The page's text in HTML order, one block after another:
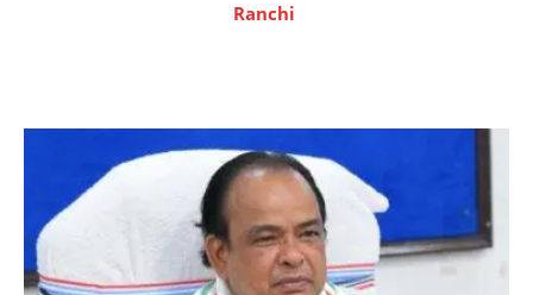
Ranchi